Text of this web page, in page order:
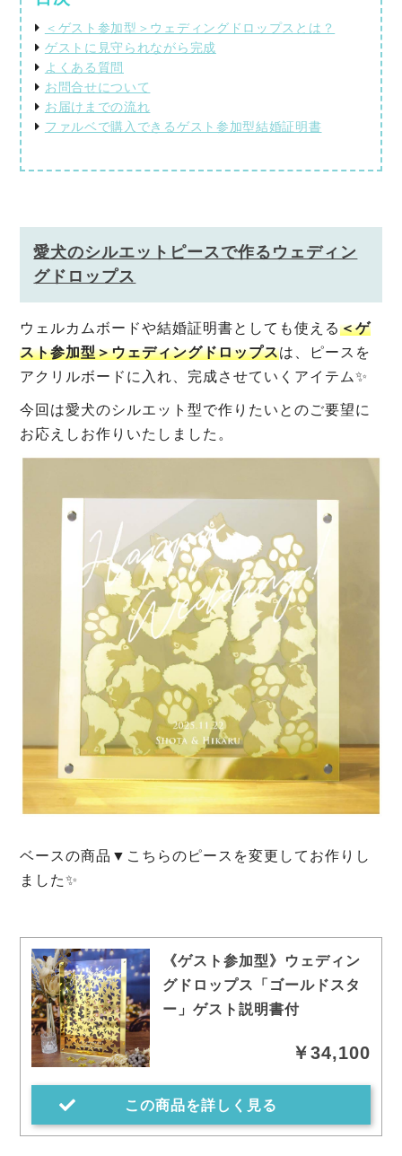
＜ゲスト参加型＞ウェディングドロップスとは？
ゲストに見守られながら完成
よくある質問
お問合せについて
お届けまでの流れ
ファルベで購入できるゲスト参加型結婚証明書
愛犬のシルエットピースで作るウェディン
グドロップス
ウェルカムボードや結婚証明書としても使える＜ゲ
スト参加型＞ウェディングドロップスは、ピースを
アクリルボードに入れ、完成させていくアイテム✨
今回は愛犬のシルエット型で作りたいとのご要望に
お応えしお作りいたしました。
ベースの商品▼こちらのピースを変更してお作りし
ました✨
《ゲスト参加型》ウェディン
グドロップス「ゴールドスタ
ー」ゲスト説明書付
￥34,100
この商品を詳しく見る